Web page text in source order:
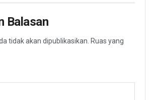
Balasan
tidak akan dipublikasikan. Ruas yang